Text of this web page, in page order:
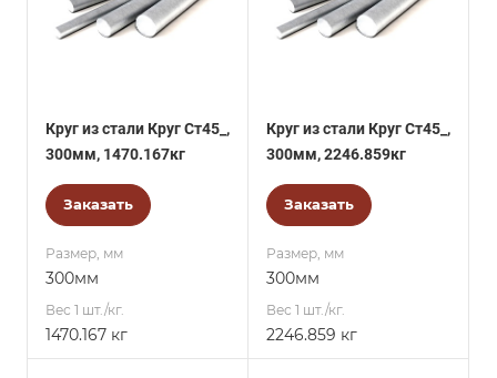
Круг из стали Круг Ст45_,
300мм, 1470.167кг
Заказать
Размер, мм
300мм
Вес 1 шт./кг.
1470.167 кг
Круг из стали Круг Ст45_,
300мм, 2246.859кг
Заказать
Размер, мм
300мм
Вес 1 шт./кг.
2246.859 кг